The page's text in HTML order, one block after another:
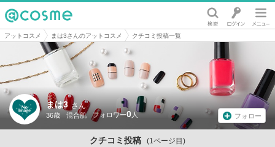
@cosme
アットコスメ まは3さんのアットコスメ クチコミ投稿一覧
まは3 さん
36歳 混合肌 0 フォロー
クチコミ投稿 (1ページ目)